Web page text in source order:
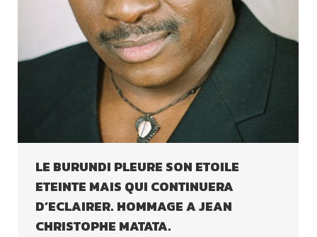
LE BURUNDI PLEURE SON ETOILE
ETEINTE MAIS QUI CONTINUERA
D’ECLAIRER. HOMMAGE A JEAN
CHRISTOPHE MATATA.